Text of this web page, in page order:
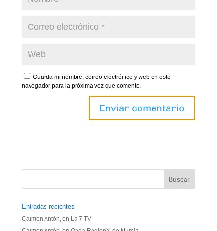
Guarda mi nombre, correo electrónico y web en este
navegador para la próxima vez que comente.
Entradas recientes
Carmen Antón, en La 7 TV